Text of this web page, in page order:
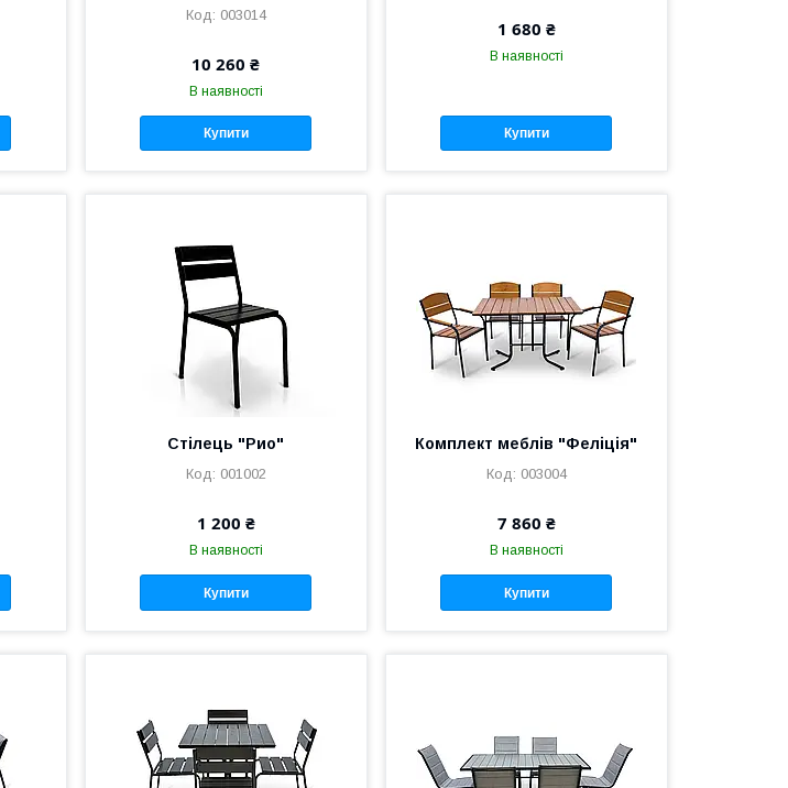
003014
10 260 ₴
В наявності
Купити
1 680 ₴
В наявності
Купити
Стілець "Рио"
001002
1 200 ₴
В наявності
Купити
Комплект меблів "Феліція"
003004
7 860 ₴
В наявності
Купити